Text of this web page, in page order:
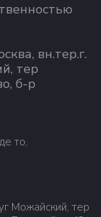
вн.тер.г.
тер
б-р
то,
Можайский, тер